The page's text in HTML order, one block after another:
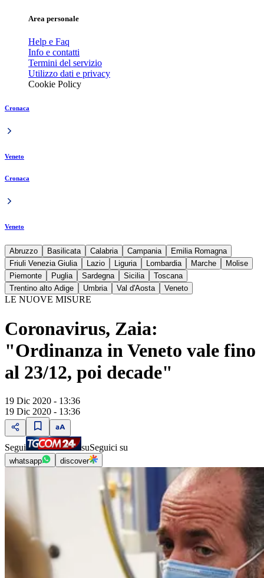
Area personale
Help e Faq
Info e contatti
Termini del servizio
Utilizzo dati e privacy
Cookie Policy
Cronaca
Veneto
Cronaca
Veneto
Abruzzo Basilicata Calabria Campania
Emilia Romagna
Friuli Venezia Giulia
Lazio Liguria Lombardia Marche
Molise
Piemonte
Puglia Sardegna Sicilia
Toscana
Trentino alto Adige
Umbria Val d'Aosta Veneto
LE NUOVE MISURE
Coronavirus, Zaia:
"Ordinanza in Veneto vale fino
al 23/12, poi decade"
19 Dic 2020 - 13:36
19 Dic 2020 - 13:36
Segui suSeguici su
whatsapp discover